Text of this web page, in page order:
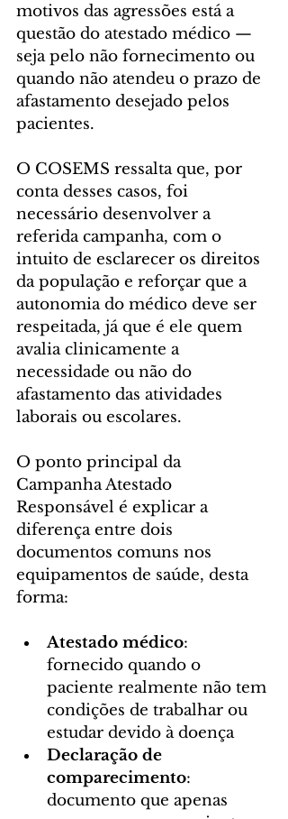
motivos das agressões está a
questão do atestado médico —
seja pelo não fornecimento ou
quando não atendeu o prazo de
afastamento desejado pelos
pacientes.
O COSEMS ressalta que, por
conta desses casos, foi
necessário desenvolver a
referida campanha, com o
intuito de esclarecer os direitos
da população e reforçar que a
autonomia do médico deve ser
respeitada, já que é ele quem
avalia clinicamente a
necessidade ou não do
afastamento das atividades
laborais ou escolares.
O ponto principal da
Campanha Atestado
Responsável é explicar a
diferença entre dois
documentos comuns nos
equipamentos de saúde, desta
forma:
Atestado médico:
fornecido quando o
paciente realmente não tem
condições de trabalhar ou
estudar devido à doença
Declaração de
comparecimento:
documento que apenas